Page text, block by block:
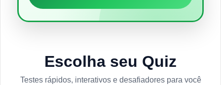
Escolha seu Quiz
Testes rápidos, interativos e desafiadores para você